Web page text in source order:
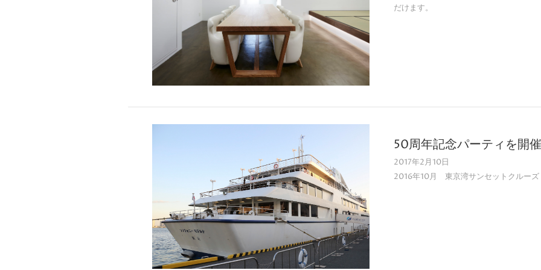
だけます。
50周年記念パーティを開催
2017年2月10日
2016年10月 東京湾サンセットクル